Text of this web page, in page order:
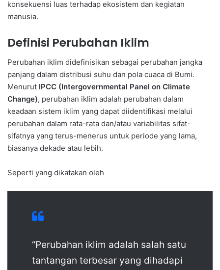
konsekuensi luas terhadap ekosistem dan kegiatan
manusia.
Definisi Perubahan Iklim
Perubahan iklim didefinisikan sebagai perubahan jangka
panjang dalam distribusi suhu dan pola cuaca di Bumi.
Menurut IPCC (Intergovernmental Panel on Climate
Change), perubahan iklim adalah perubahan dalam
keadaan sistem iklim yang dapat diidentifikasi melalui
perubahan dalam rata-rata dan/atau variabilitas sifat-
sifatnya yang terus-menerus untuk periode yang lama,
biasanya dekade atau lebih.
Seperti yang dikatakan oleh
“Perubahan iklim adalah salah satu
tantangan terbesar yang dihadapi